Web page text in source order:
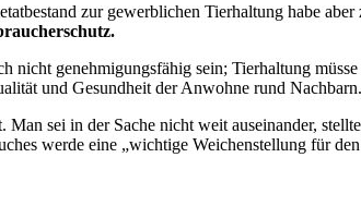
zur gewerblichen Tierhaltung habe
genehmigungsfähig sein; Tierhaltung
und Gesundheit der Anwohne rund Nachbarn.
sei in der Sache nicht weit auseinander,
werde eine „wichtige Weichenstellung für